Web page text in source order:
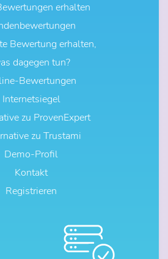
erhalten
Bewertung erhalten,
dagegen tun?
Bewertungen
Internetsiegel
zu ProvenExpert
zu Trustami
Demo-Profil
Kontakt
Registrieren